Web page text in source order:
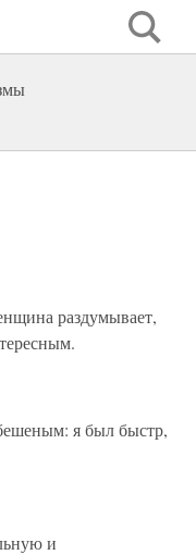
раздумывает,
я был быстр,
и